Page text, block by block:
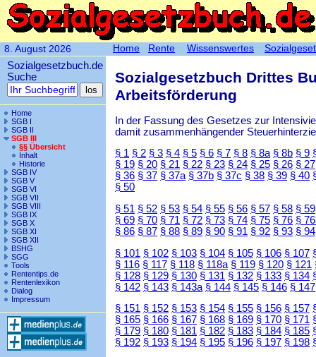
8. August 2026
Sozialgesetzbuch.de
Suche
Home
SGB I
SGB II
SGB III
§§ Übersicht
Inhalt
Historie
SGB IV
SGB V
SGB VI
SGB VII
SGB VIII
SGB IX
SGB X
SGB XI
SGB XII
BSHG
SGG
Tools
Rententips.de
Rentenlexikon
Dialog
Impressum
Sozialgesetzbuch Drittes
Arbeitsförderung
In der Fassung des Gesetzes zur
damit zusammenhängender
§ 1 § 2 § 3 § 4 § 5 § 6 § 7 § 8 § 8a § 8b § 9
§ 19 § 20 § 21 § 22 § 23 § 24 § 25 § 26 § 27
§ 36 § 37 § 37a § 37b § 37c § 38 § 39 § 40
§ 50
§ 51 § 52 § 53 § 54 § 55 § 56 § 57 § 58 § 59
§ 69 § 70 § 71 § 72 § 73 § 74 § 75 § 76 §
§ 86 § 87 § 88 § 89 § 90 § 91 § 92 § 93 § 94
§ 101 § 102 § 103 § 104 § 105 § 106 § 107
§ 116 § 117 § 118 § 118a § 119 § 120 § 121
§ 128 § 129 § 130 § 131 § 132 § 133 § 134
§ 142 § 143 § 143a § 144 § 145 § 146 § 147
§ 151 § 152 § 153 § 154 § 155 § 156 § 157
§ 165 § 166 § 167 § 168 § 169 § 170 § 171
§ 179 § 180 § 181 § 182 § 183 § 184 § 185
§ 192 § 193 § 194 § 195 § 196 § 197 § 198
Home Rente Wissenswertes